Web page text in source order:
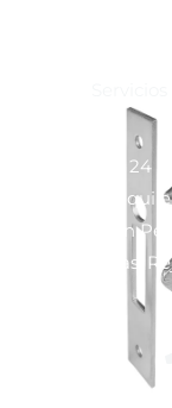
Cerrajeros 24
Venta y
Reparación
Acorazadas,